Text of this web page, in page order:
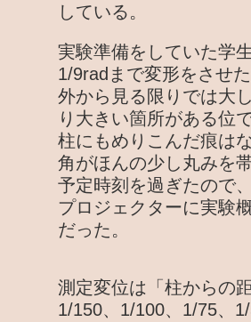
している。
実験準備をしていた学
1/9radまで変形をさせ
外から見る限りでは大
り大きい箇所がある位で
柱にもめりこんだ痕は
角がほんの少し丸みを
予定時刻を過ぎたので
プロジェクターに実験
だった。
測定変位は「柱からの
1/150、1/100、1/75、